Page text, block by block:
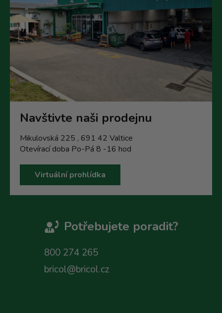
Navštivte naši prodejnu
Mikulovská 225 , 691 42 Valtice
Otevírací doba Po-Pá 8 -16 hod
Virtuální prohlídka
Potřebujete poradit?
800 274 265
bricol@bricol.cz